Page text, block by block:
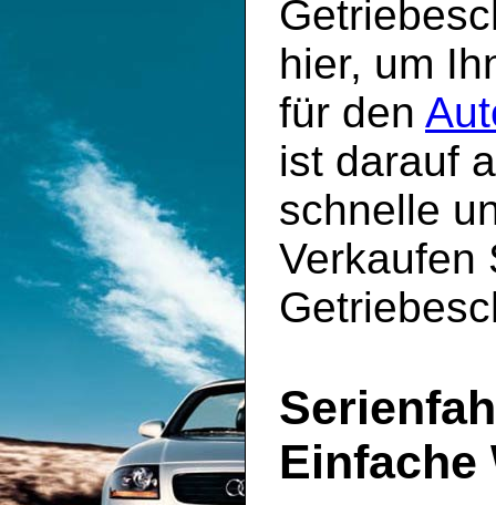
hier, um
für den
ist darauf
schnelle
Verkaufen
Einfache